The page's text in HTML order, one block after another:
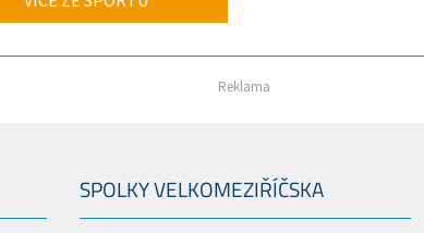
Reklama
SPOLKY VELKOMEZIŘÍČSKA